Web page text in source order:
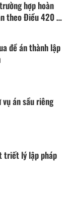
hợp hoàn
theo Điều 420 Bộ
đề án thành lập
án sầu riêng
triết lý lập pháp